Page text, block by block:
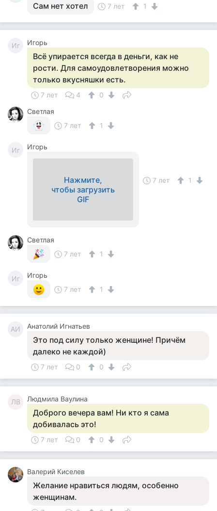
Сам нет хотел 7 лет 1
Иг Игорь
Всё упирается всегда в деньги, как не
рости. Для самоудовлетворения можно
только вкусняшки есть.
7 лет 4
0
Светлая
7 лет
1
Иг Игорь
Нажмите,
чтобы загрузить
GIF
7 лет 1
Светлая
7 лет
1
Иг
Игорь
7 лет
1
АИ Анатолий Игнатьев
Это под силу только женщине! Причём
далеко не каждой)
7 лет 0 0
ЛВ Людмила Ваулина
Доброго вечера вам! Ни кто я сама
добивалась это!
7 лет 0 0
Валерий Киселев
Желание нравиться людям, особенно
женщинам.